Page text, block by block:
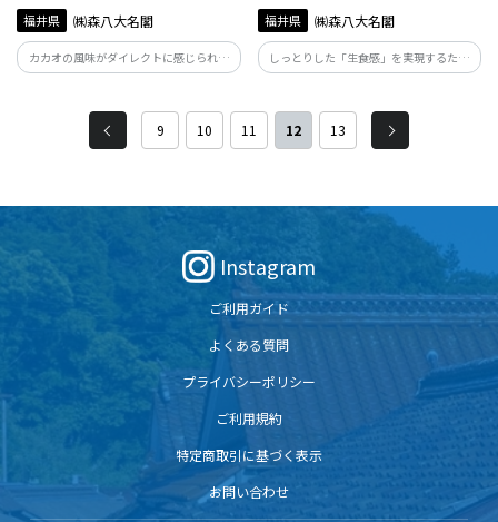
福井県 ㈱森八大名閣
カカオの風味がダイレクトに感じられる
厚みがあってしっとりした「ガナッシ
ッキー」が一体化した人気の定番。
福井県 ㈱森八大名閣
しっとりした「生食感」を実現するため
に、粉を使わず仕上げています。カカオの
性が楽しめるのも特徴。濃厚なのに重く
ない仕上がりも魅力です。
9 10 11 12 13
Instagram
ご利用ガイド
よくある質問
プライバシーポリシー
ご利用規約
特定商取引に基づく表示
お問い合わせ